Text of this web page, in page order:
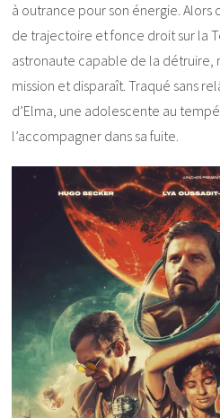
à outrance pour son énergie.
de trajectoire et fonce droit sur la
astronaute capable de la détruire,
mission et disparaît. Traqué sans
d’Elma, une adolescente au
l’accompagner dans sa fuite.